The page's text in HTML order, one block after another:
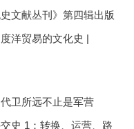
文献丛刊》第四辑出版
洋贸易的文化史 |
卫所远不止是军营
史 1：转换、运营、路